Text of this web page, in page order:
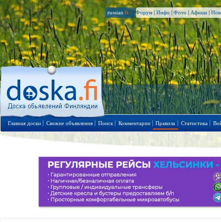
russian .fi Форум | Инфо | Фото | Афиша |
Главная доски Свежие объявления Поиск Комментарии Правила Статистика